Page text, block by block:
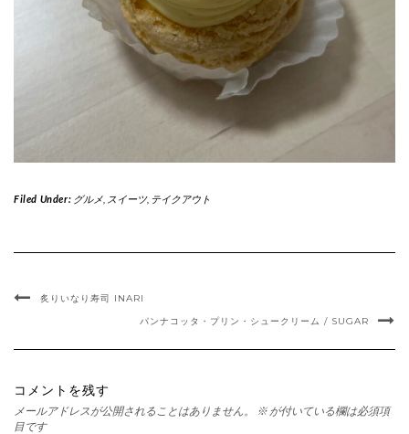
Filed Under: グルメ, スイーツ, テイクアウト
炙りいなり寿司 INARI
パンナコッタ・プリン・シュークリーム / SUGAR
コメントを残す
メールアドレスが公開されることはありません。 ※ が付いている欄は必須項
目です